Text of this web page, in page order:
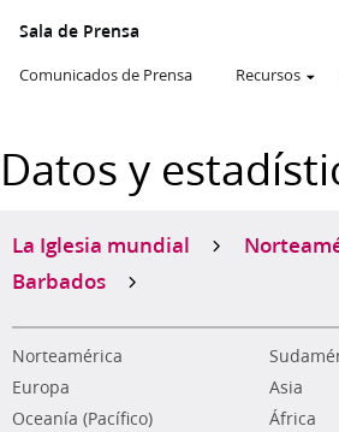
Sala de Prensa
Comunicados de Prensa Recursos
Datos y
La Iglesia mundial
Barbados
Norteamérica
Europa
Asia
Oceanía (Pacífico)
África